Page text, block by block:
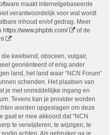
maakt internetgebaseerde
verantwoordelijk voor wat wordt
inhoud en/of gedrag. Meer
https://www.phpbb.com/
of de
.
kwetsend, obsceen, vulgair,
georiënteerd of enig ander
land, het land waar “NCN Forum”
schenden. Het plaatsen van
je met onmiddellijke ingang en
Tevens kan je provider worden
worden opgeslagen om deze
er mee akkoord dat “NCN
te verwijderen, te wijzigen, te